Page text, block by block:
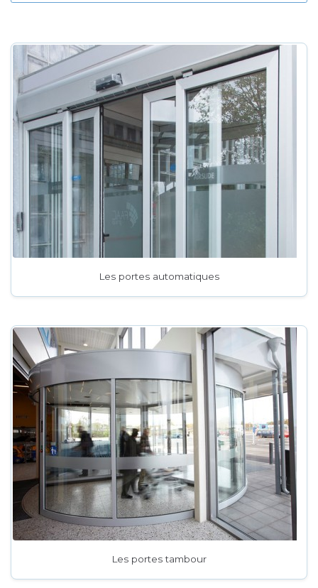
Les portes automatiques
Les portes tambour